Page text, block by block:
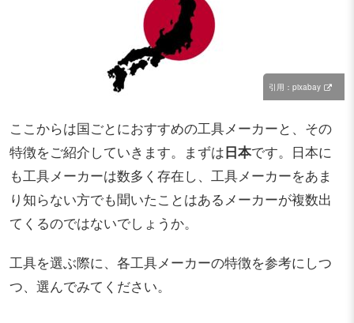
引用：pixabay
ここからは国ごとにおすすめの工具メーカーと、その
特徴をご紹介していきます。まずは日本です。日本に
も工具メーカーは数多く存在し、工具メーカーをあま
り知らない方でも聞いたことはあるメーカーが複数出
てくるのではないでしょうか。
工具を選ぶ際に、各工具メーカーの特徴を参考にしつ
つ、選んでみてください。